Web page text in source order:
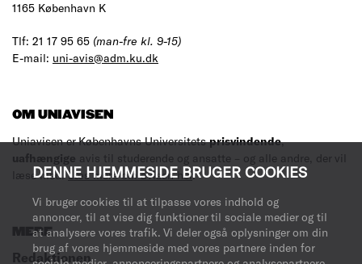
DENNE HJEMMESIDE BRUGER COOKIES
Vi bruger cookies til at tilpasse vores indhold og
annoncer, til at vise dig funktioner til sociale medier og til
at analysere vores trafik. Vi deler også oplysninger om din
brug af vores hjemmeside med vores partnere inden for
1165 København K
Tlf: 21 17 95 65 (man-fre kl. 9-15)
E-mail: uni-avis@adm.ku.dk
OM UNIAVISEN
Uniavisen er Københavns Universitetsprisvindende,
uafhængige avis til studerende og ansatte – og alle andre, der vil
læse med.Læs mere om avisen her.
MERE
Redaktionen